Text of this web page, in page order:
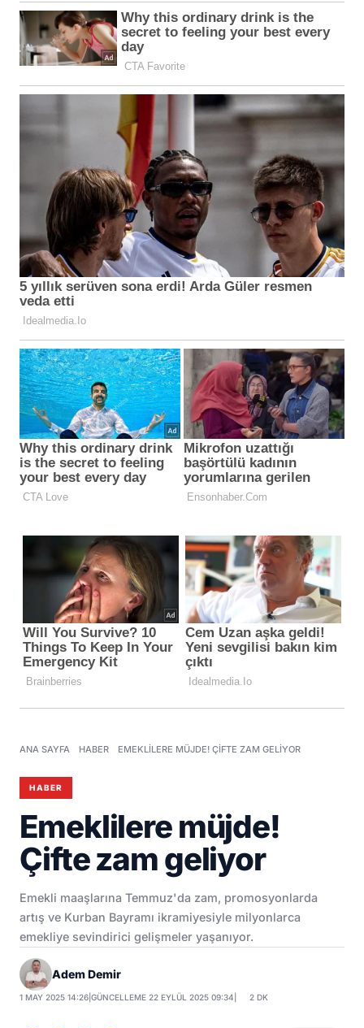
ANA SAYFA HABER EMEKLILERE MÜJDE! ÇIFTE ZAM GELIYOR
HABER
Emeklilere müjde!
Çifte zam geliyor
Emekli maaşlarına Temmuz'da zam, promosyonlarda
artış ve Kurban Bayramı ikramiyesiyle milyonlarca
emekliye sevindirici gelişmeler yaşanıyor.
Adem Demir
1 MAY 2025 14:26 |GÜNCELLEME 22 EYLÜL 2025 09:34 2 DK